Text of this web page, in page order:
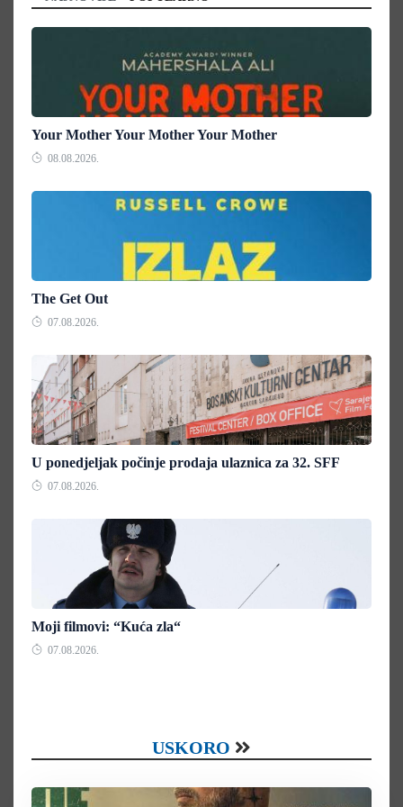
Your Mother Your Mother Your Mother
08.08.2026.
The Get Out
07.08.2026.
U ponedjeljak počinje prodaja ulaznica za 32. SFF
07.08.2026.
Moji filmovi: “Kuća zla“
07.08.2026.
USKORO